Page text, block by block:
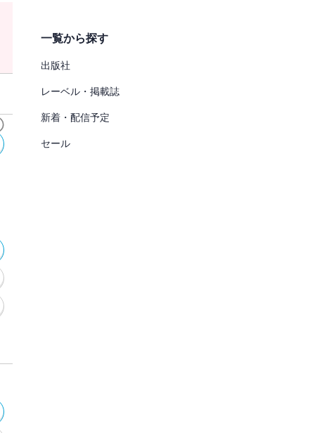
一覧から探す
出版社
レーベル・掲載誌
新着・配信予定
セール